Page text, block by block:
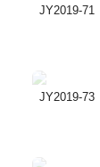
JY2019-71
JY2019-73